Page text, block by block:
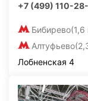
+7 (499) 110-
Бибирево
Алтуфьево
Лобненская 4